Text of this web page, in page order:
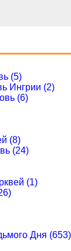
(5)
Ингрии (2)
(6)
(8)
(24)
(1)
Дня (653)